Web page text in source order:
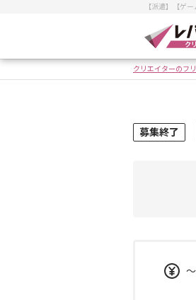
【派遣】【ゲ
クリエイターのフ
募集終了
〜